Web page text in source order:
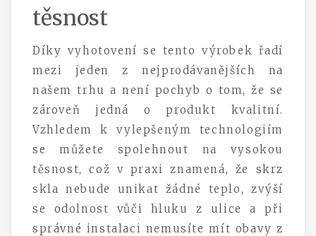
těsnost
Díky vyhotovení se tento výrobek řadí
mezi jeden z nejprodávanějších na
našem trhu a není pochyb o tom, že se
zároveň jedná o produkt kvalitní.
Vzhledem k vylepšeným technologiím
se můžete spolehnout na vysokou
těsnost, což v praxi znamená, že skrz
skla nebude unikat žádné teplo, zvýší
se odolnost vůči hluku z ulice a při
správné instalaci nemusíte mít obavy z